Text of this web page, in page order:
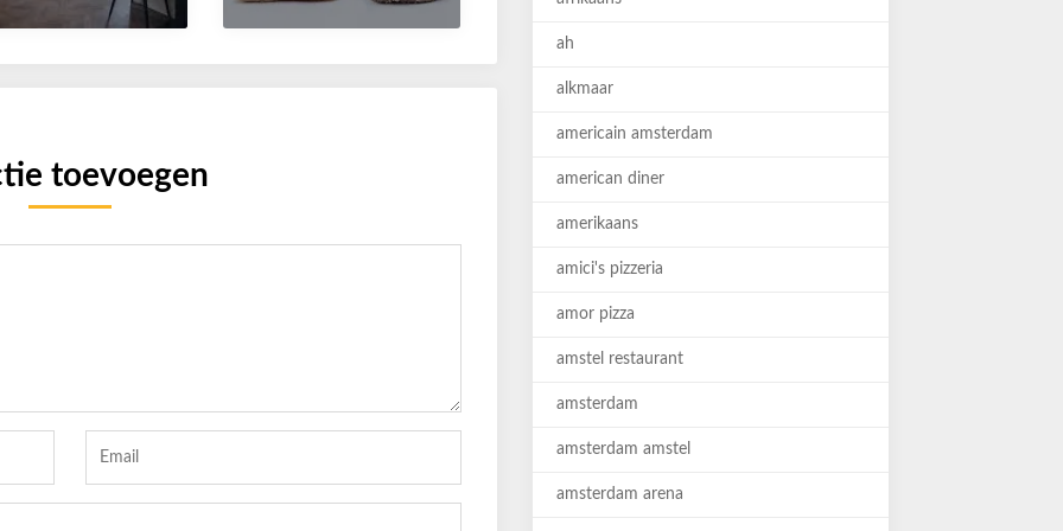
toevoegen
ah
alkmaar
americain amsterdam
american diner
amerikaans
amici's pizzeria
amor pizza
amstel restaurant
amsterdam
amsterdam amstel
amsterdam arena